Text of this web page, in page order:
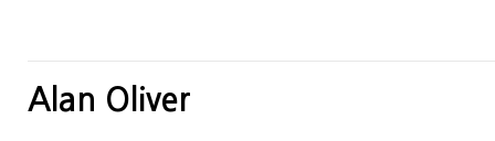
Alan Oliver